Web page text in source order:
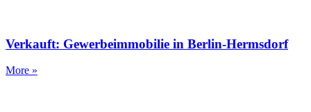
Verkauft: Gewerbeimmobilie in Berlin-Hermsdorf
More »